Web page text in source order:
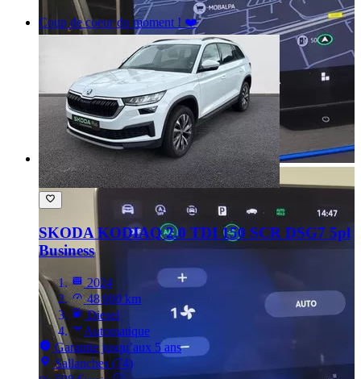
Coup de coeur du moment ! ❤️
SKODA KODIAQ2.0 TDI 150 SCR DSG7 5pl
Business
2024
48 000 km
Diesel
Automatique
Garantie jusqu’aux 5 ans
Sallanches (74)